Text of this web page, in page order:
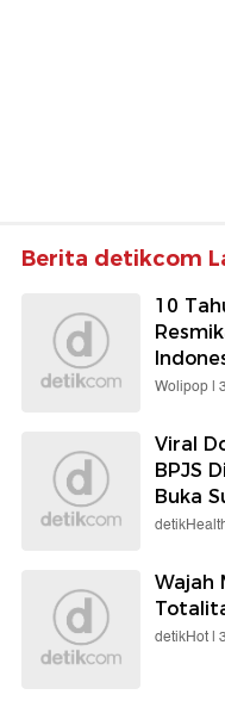
Berita detikcom
10
Wolipop |
Viral
BPJS
Buka
Wajah
detikHot |